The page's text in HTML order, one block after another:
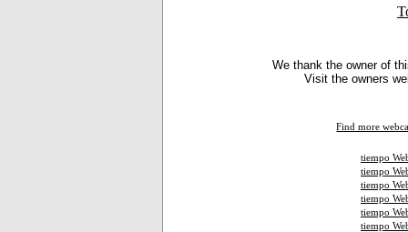
We thank the owner of
Visit the owners
Find more
tiempo
tiempo
tiempo
tiempo
tiempo
tiempo